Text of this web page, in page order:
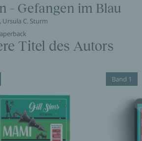
– Gefangen im Blau
Ursula C. Sturm
Titel des Autors
Band 1